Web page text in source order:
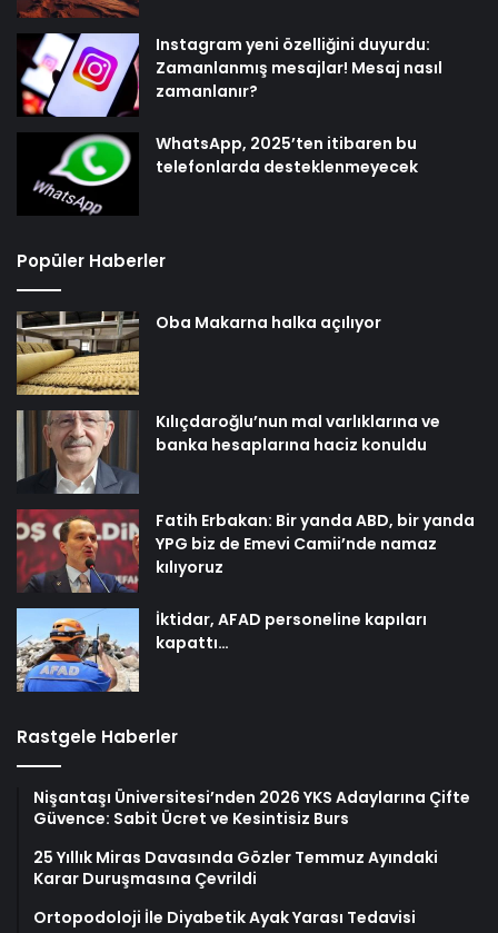
Instagram yeni özelliğini duyurdu:
Zamanlanmış mesajlar! Mesaj nasıl
zamanlanır?
WhatsApp, 2025’ten itibaren bu
telefonlarda desteklenmeyecek
Popüler Haberler
Oba Makarna halka açılıyor
Kılıçdaroğlu’nun mal varlıklarına ve
banka hesaplarına haciz konuldu
Fatih Erbakan: Bir yanda ABD, bir yanda
YPG biz de Emevi Camii’nde namaz
kılıyoruz
İktidar, AFAD personeline kapıları
kapattı…
Rastgele Haberler
Nişantaşı Üniversitesi’nden 2026 YKS Adaylarına Çifte
Güvence: Sabit Ücret ve Kesintisiz Burs
25 Yıllık Miras Davasında Gözler Temmuz Ayındaki
Karar Duruşmasına Çevrildi
Ortopodoloji İle Diyabetik Ayak Yarası Tedavisi